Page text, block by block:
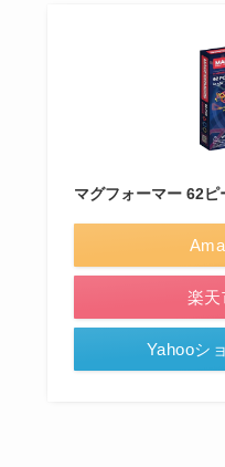
マグフォーマー 62ピ
楽天
Yahooシ